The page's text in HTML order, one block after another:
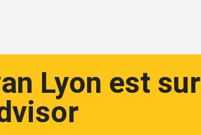
Lyon est sur